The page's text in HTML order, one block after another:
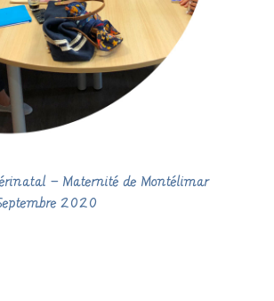
– Maternité de Montélimar
2020